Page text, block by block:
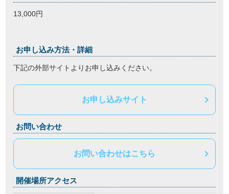
13,000円
お申し込み方法・詳細
下記の外部サイトよりお申し込みください。
お申し込みサイト
お問い合わせ
お問い合わせはこちら
開催場所アクセス